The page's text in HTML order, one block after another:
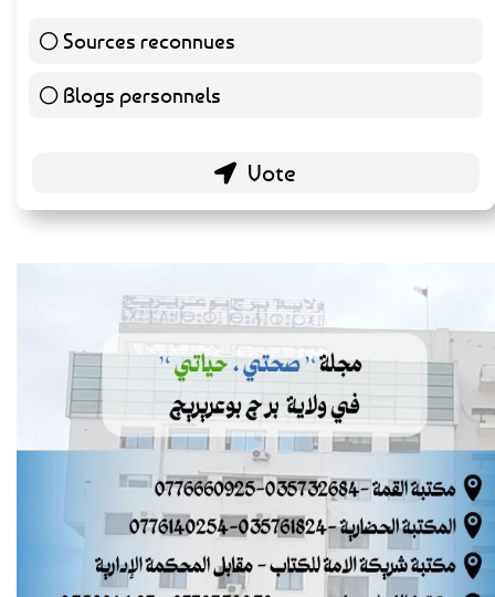
Sources reconnues
Blogs personnels